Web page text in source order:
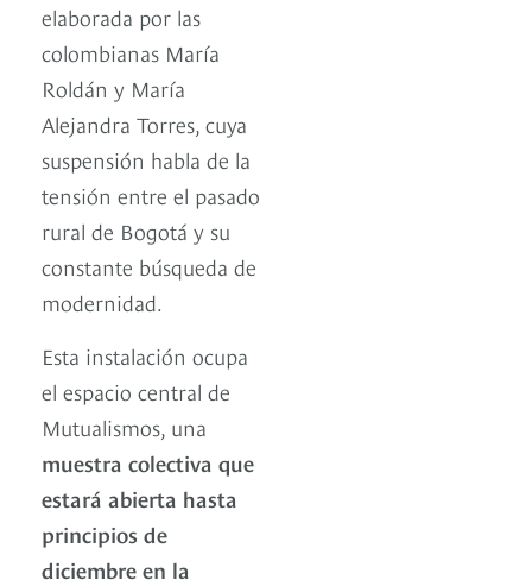
elaborada por las
colombianas María
Roldán y María
Alejandra Torres, cuya
suspensión habla de la
tensión entre el pasado
rural de Bogotá y su
constante búsqueda de
modernidad.
Esta instalación ocupa
el espacio central de
Mutualismos, una
muestra colectiva que
estará abierta hasta
principios de
diciembre en la